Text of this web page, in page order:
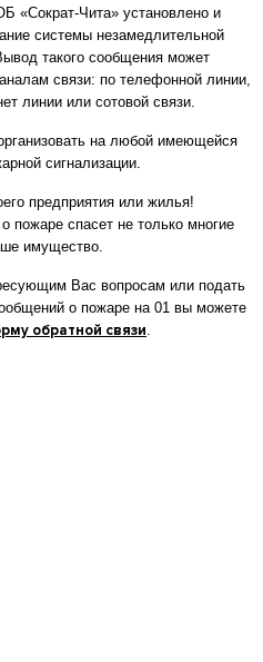
«Сократ-Чита» установлено и
системы незамедлительной
такого сообщения может
связи: по телефонной линии,
линии или сотовой связи.
на любой имеющейся
сигнализации.
предприятия или жилья!
пожаре спасет не только многие
имущество.
Вас вопросам или подать
о пожаре на 01 вы можете
обратной связи.